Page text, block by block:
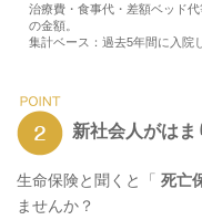
治療費・食事代・差額ベッド
の金額。
集計ベース：過去5年間に入院
新社会人がは
生命保険と聞くと「 死亡
ませんか？